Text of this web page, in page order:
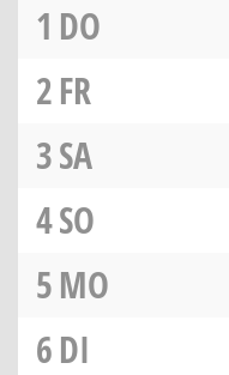
1 DO
2FR
3SA
4SO
5MO
6DI